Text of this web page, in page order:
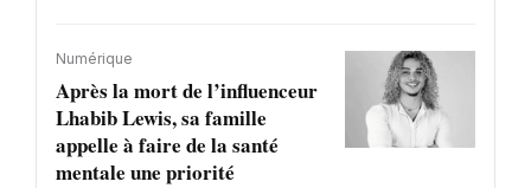
Numérique
Après la mort de l’influenceur
Lhabib Lewis, sa famille
appelle à faire de la santé
mentale une priorité